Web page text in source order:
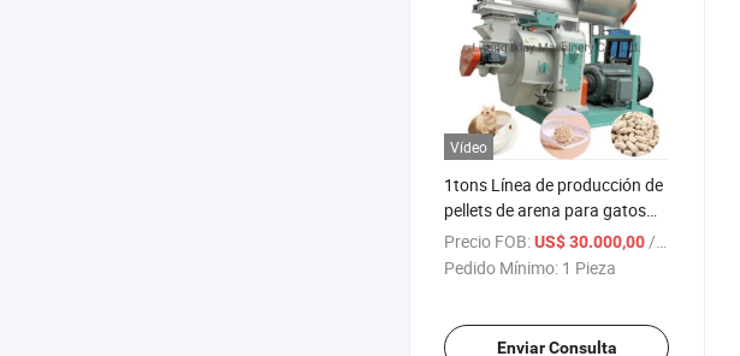
Vídeo
1tons Línea de producción de
pellets de arena para gatos
por hora para arena de tofu y
carbón de bambú
Precio FOB:US$ 30.000,00 / Pieza
Pedido Mínimo: 1 Pieza
Enviar Consulta